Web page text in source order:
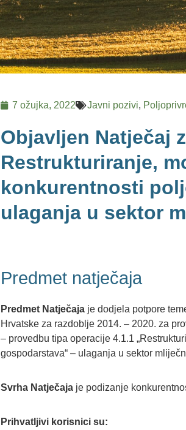
7 ožujka, 2022 Javni pozivi,
Objavljen Natječaj
Restrukturiranje,
konkurentnosti
ulaganja u sektor
Predmet natječaja
Predmet Natječaja je dodjela potpore
Hrvatske za razdoblje 2014. – 2020. za
– provedbu tipa operacije 4.1.1
gospodarstava“ – ulaganja u sektor
Svrha Natječaja je podizanje
Prihvatljivi korisnici su: